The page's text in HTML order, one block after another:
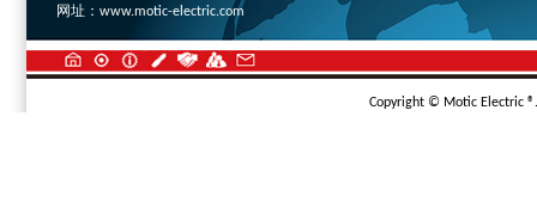
网址： www.motic-electric.com
Copyright © Motic Electric